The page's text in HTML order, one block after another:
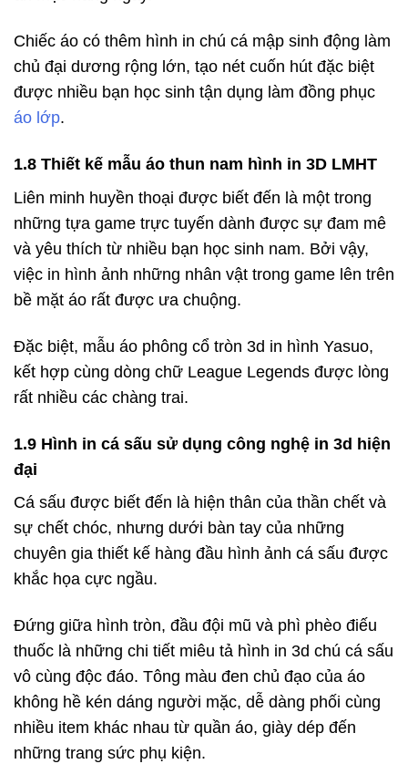
Chiếc áo có thêm hình in chú cá mập sinh động làm
chủ đại dương rộng lớn, tạo nét cuốn hút đặc biệt
được nhiều bạn học sinh tận dụng làm đồng phục
áo lớp.
1.8 Thiết kế mẫu áo thun nam hình in 3D LMHT
Liên minh huyền thoại được biết đến là một trong
những tựa game trực tuyến dành được sự đam mê
và yêu thích từ nhiều bạn học sinh nam. Bởi vậy,
việc in hình ảnh những nhân vật trong game lên trên
bề mặt áo rất được ưa chuộng.
Đặc biệt, mẫu áo phông cổ tròn 3d in hình Yasuo,
kết hợp cùng dòng chữ League Legends được lòng
rất nhiều các chàng trai.
1.9 Hình in cá sấu sử dụng công nghệ in 3d hiện
đại
Cá sấu được biết đến là hiện thân của thần chết và
sự chết chóc, nhưng dưới bàn tay của những
chuyên gia thiết kế hàng đầu hình ảnh cá sấu được
khắc họa cực ngầu.
Đứng giữa hình tròn, đầu đội mũ và phì phèo điếu
thuốc là những chi tiết miêu tả hình in 3d chú cá sấu
vô cùng độc đáo. Tông màu đen chủ đạo của áo
không hề kén dáng người mặc, dễ dàng phối cùng
nhiều item khác nhau từ quần áo, giày dép đến
những trang sức phụ kiện.